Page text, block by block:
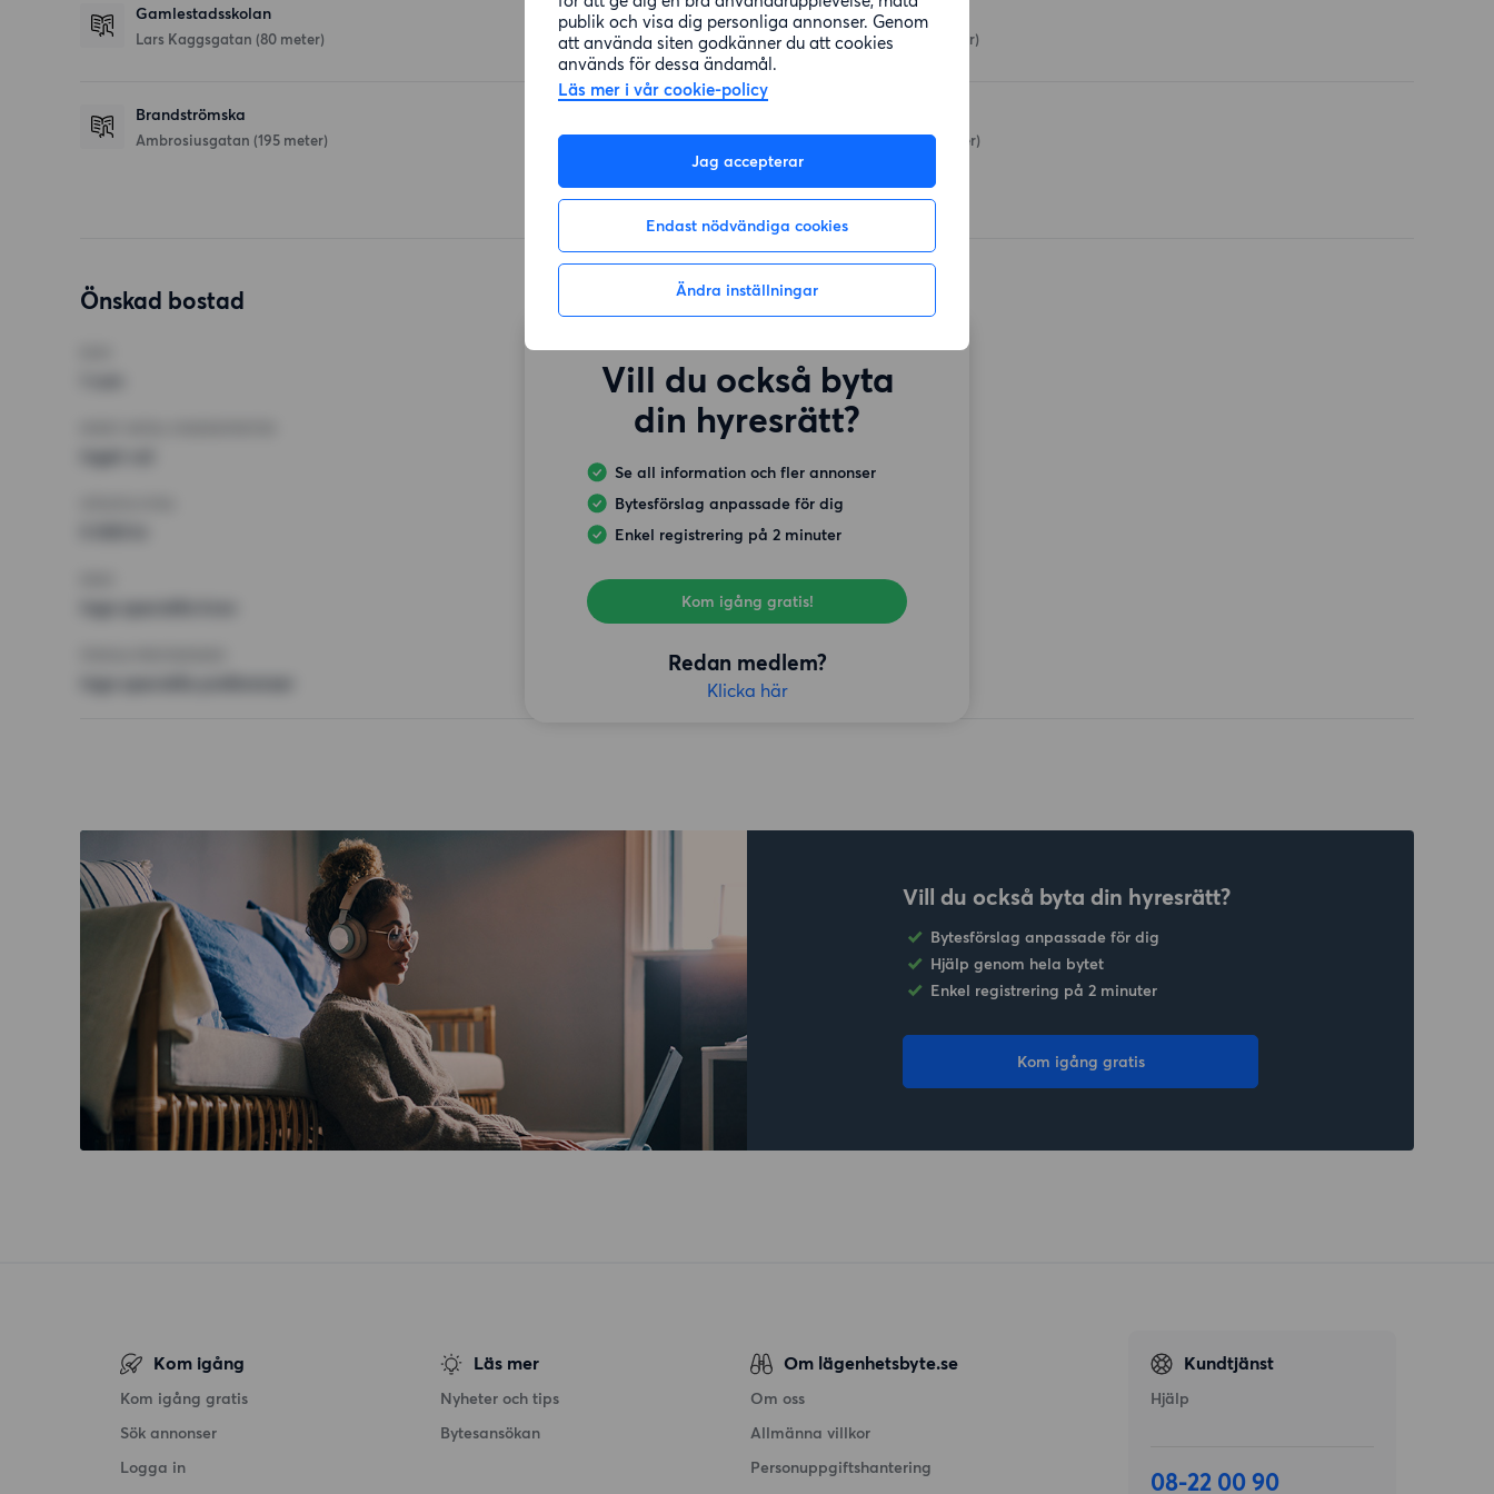
publik och visa dig personliga annonser. Genom
att använda siten godkänner du att cookies
används för dessa ändamål.
Läs mer i vår cookie-policy
Jag accepterar
Endast nödvändiga cookies
Ändra inställningar
Gamlestadsskolan
Lars Kaggsgatan (80 meter)
Brandströmska
Ambrosiusgatan (195 meter)
Coop Gamlestaden
Treriksgatan 2 (382 meter)
Malmsjögatan(874 meter)
Önskad bostad
Vill du också byta
din hyresrätt?
Se all information och fler annonser
Bytesförslag anpassade för dig
Enkel registrering på 2 minuter
Kom igång gratis!
Redan medlem?
Klicka här
Vill du också byta din hyresrätt?
Bytesförslag anpassade för dig
Hjälp genom hela bytet
Enkel registrering på 2 minuter
Kom igång gratis
Kom igång
Kom igång gratis
Sök annonser
Logga in
Läs mer
Nyheter och tips
Bytesansökan
Om lägenhetsbyte.se
Om oss
Allmänna villkor
Personuppgiftshantering
Kundtjänst
Hjälp
08-22 00 90